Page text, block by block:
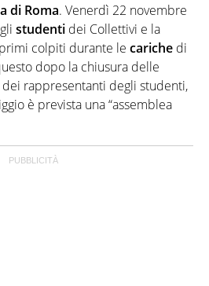
Esteri, Economia e Cronaca. Si
journalism e fact-checking.
di Roma. Venerdì 22 novembre
studenti dei Collettivi e la
colpiti durante le cariche di
dopo la chiusura delle
dei rappresentanti degli studenti,
è prevista una “assemblea